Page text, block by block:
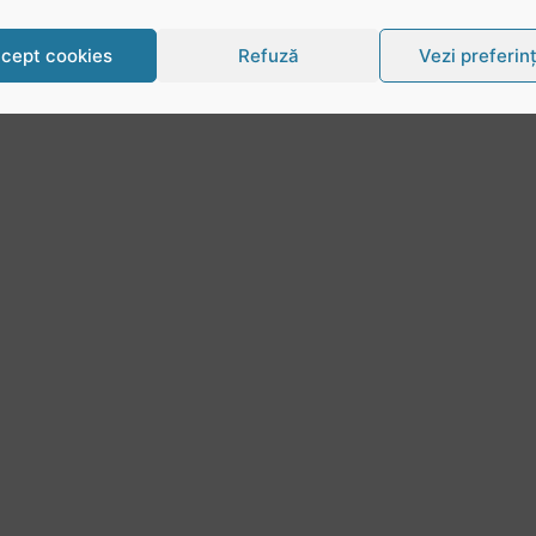
cookies Refuză Vezi